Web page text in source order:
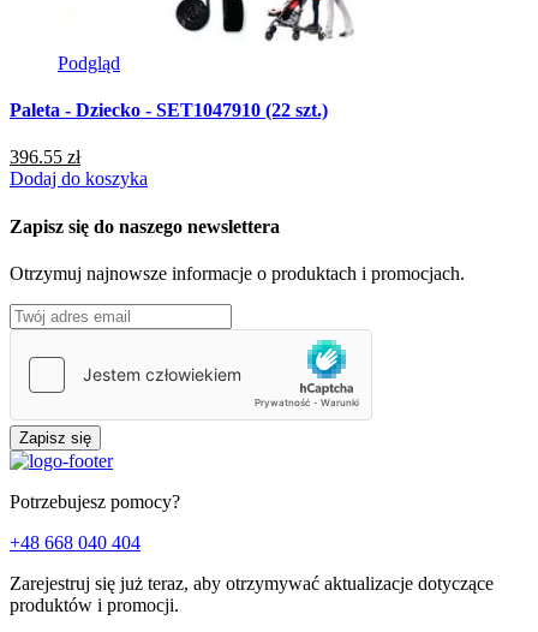
Podgląd
Paleta - Dziecko - SET1047910 (22 szt.)
396.55 zł
Dodaj do koszyka
Zapisz się do naszego newslettera
Otrzymuj najnowsze informacje o produktach i promocjach.
Zapisz się
Potrzebujesz pomocy?
+48 668 040 404
Zarejestruj się już teraz, aby otrzymywać aktualizacje dotyczące
produktów i promocji.